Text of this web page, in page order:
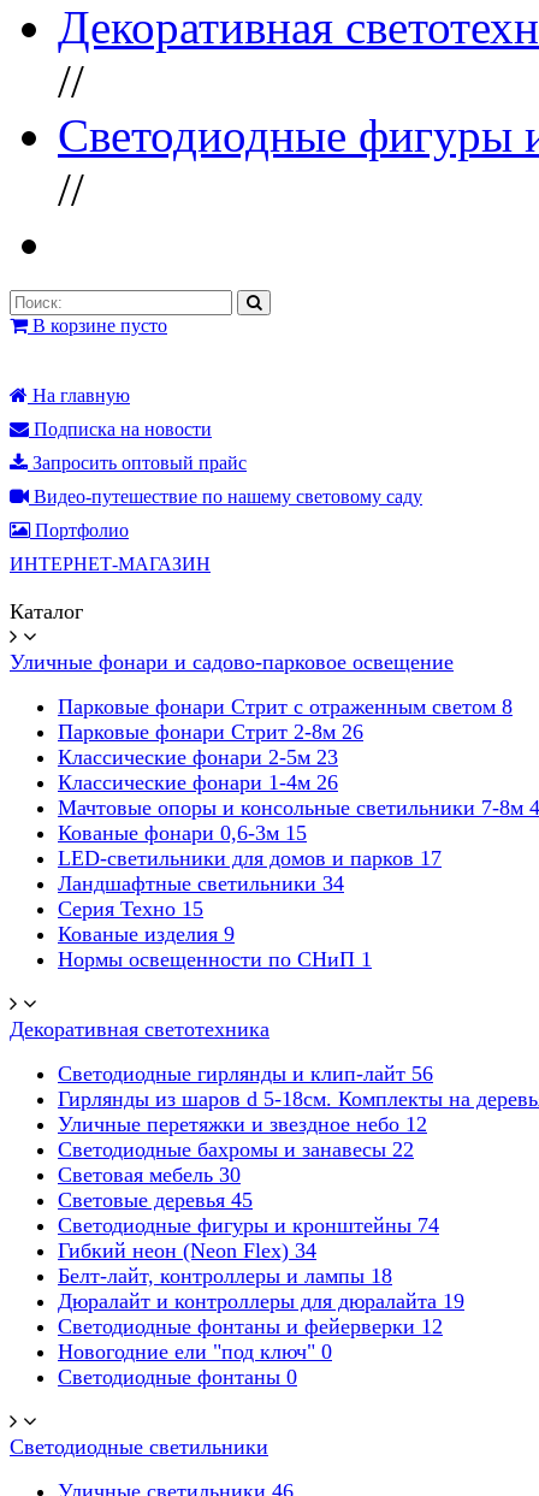
Декоративная
//
Светодиодные фигуры
//
В корзине пусто
На главную
Подписка на новости
Запросить оптовый прайс
Видео-путешествие по нашему световому саду
Портфолио
ИНТЕРНЕТ-МАГАЗИН
Каталог
Уличные фонари и садово-парковое освещение
Парковые фонари Стрит с отраженным светом 8
Парковые фонари Стрит 2-8м 26
Классические фонари 2-5м 23
Классические фонари 1-4м 26
Мачтовые опоры и консольные светильники 7-8м 4
Кованые фонари 0,6-3м 15
LED-светильники для домов и парков 17
Ландшафтные светильники 34
Серия Техно 15
Кованые изделия 9
Нормы освещенности по СНиП 1
Декоративная светотехника
Светодиодные гирлянды и клип-лайт 56
Гирлянды из шаров d 5-18cм. Комплекты на
Уличные перетяжки и звездное небо 12
Светодиодные бахромы и занавесы 22
Световая мебель 30
Световые деревья 45
Светодиодные фигуры и кронштейны 74
Гибкий неон (Neon Flex) 34
Белт-лайт, контроллеры и лампы 18
Дюралайт и контроллеры для дюралайта 19
Светодиодные фонтаны и фейерверки 12
Новогодние ели "под ключ" 0
Светодиодные фонтаны 0
Светодиодные светильники
Уличные светильники 46